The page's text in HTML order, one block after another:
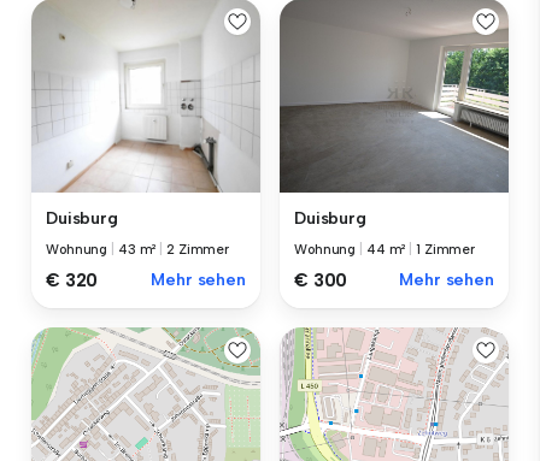
Duisburg
Wohnung 43 m² |2 Zimmer
€ 320 Mehr sehen
Duisburg
Wohnung 44 m² |1 Zimmer
€ 300 Mehr sehen